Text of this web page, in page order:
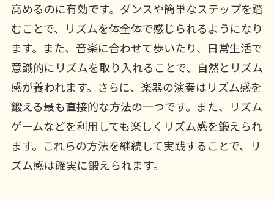
高めるのに有効です。ダンスや簡単なステップを踏
むことで、リズムを体全体で感じられるようになり
ます。また、音楽に合わせて歩いたり、日常生活で
意識的にリズムを取り入れることで、自然とリズム
感が養われます。さらに、楽器の演奏はリズム感を
鍛える最も直接的な方法の一つです。また、リズム
ゲームなどを利用しても楽しくリズム感を鍛えられ
ます。これらの方法を継続して実践することで、リ
ズム感は確実に鍛えられます。